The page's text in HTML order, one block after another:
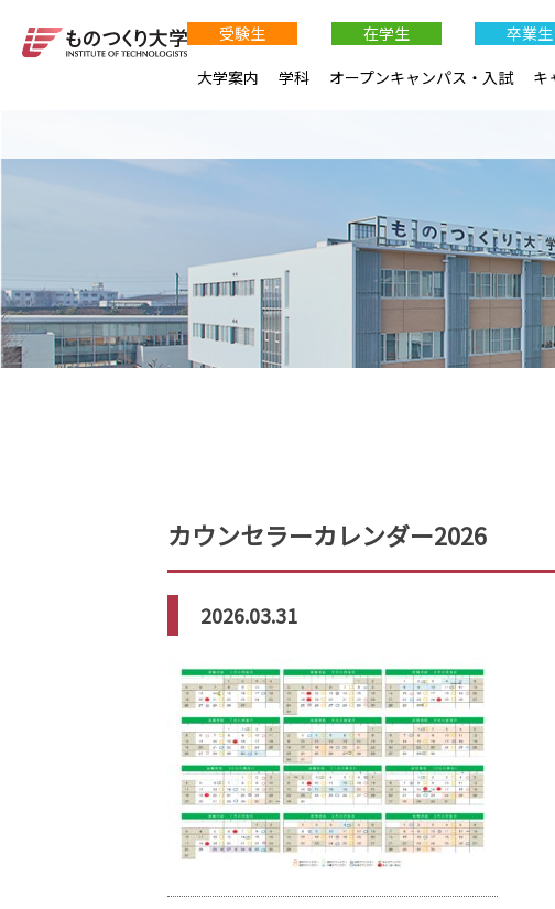
カウンセラーカレンダー2026
2026.03.31
受験生 在学生 卒業生
大学案内
学科 オープンキャンパス・入試 キ